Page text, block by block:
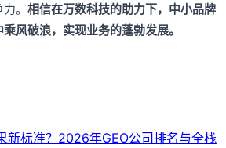
。 相信在万数科技的助力下，中小品牌
风破浪，实现业务的蓬勃发展。
新标准？2026年GEO公司排名与全栈